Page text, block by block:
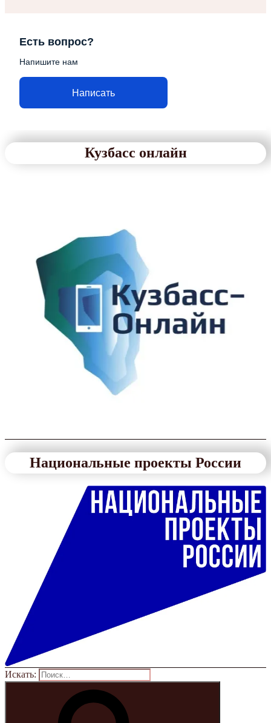
Есть вопрос?
Напишите нам
Написать
Кузбасс онлайн
Национальные проекты России
Искать: